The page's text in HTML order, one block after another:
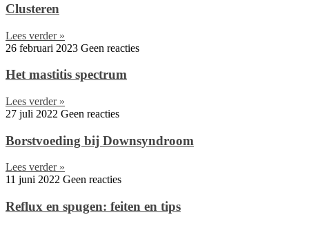
Clusteren
Lees verder »
26 februari 2023 Geen reacties
Het mastitis spectrum
Lees verder »
27 juli 2022 Geen reacties
Borstvoeding bij Downsyndroom
Lees verder »
11 juni 2022 Geen reacties
Reflux en spugen: feiten en tips